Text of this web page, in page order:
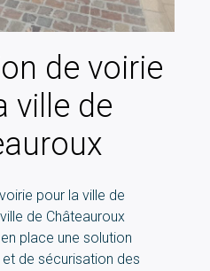
de voirie
ville de
pour la ville de
de Châteauroux
place une solution
de sécurisation des